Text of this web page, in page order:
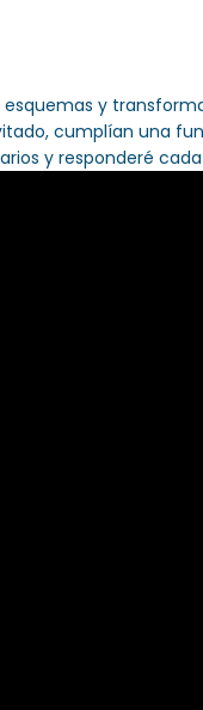
y
cumplían una
y responderé